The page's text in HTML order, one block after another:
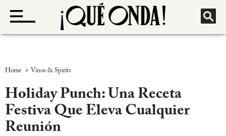
Home > Vinos & Spirits
Holiday Punch: Una Receta
Festiva Que Eleva Cualquier
Reunión